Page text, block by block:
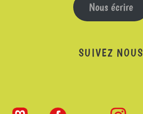
Nous écrire
SUIVEZ NOUS